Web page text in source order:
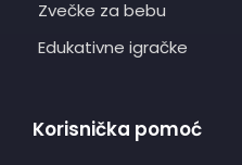
Zvečke za bebu
Edukativne igračke
Korisnička pomoć